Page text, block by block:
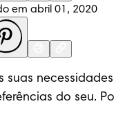
em abril 01, 2020
suas
do seu.